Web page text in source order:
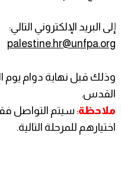
إلى البريد الإلكتروني التالي:
palestine.hr@unfpa.org
القدس.
ملاحظة: سيتم التواصل
اختيارهم للمرحلة التالية.